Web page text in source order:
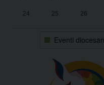
24 25 26
Eventi